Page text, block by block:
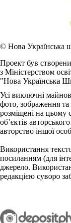
© Нова Українська
Проект був
з Міністерством
"Нова Українська
Усі виключні
фото, зображення та
розміщені на цьому
об’єктів
авторство іншої
Використання
посиланням (для
джерело.
редакцією суворо